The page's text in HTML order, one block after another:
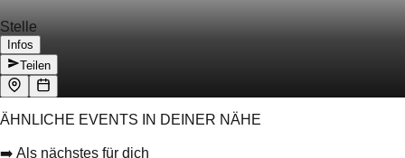
Stelle
Infos
Teilen
ÄHNLICHE EVENTS IN DEINER NÄHE
➡️ Als nächstes für dich